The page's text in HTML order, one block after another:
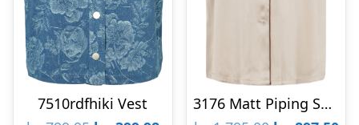
7510rdfhiki Vest
3176 Matt Piping Safa